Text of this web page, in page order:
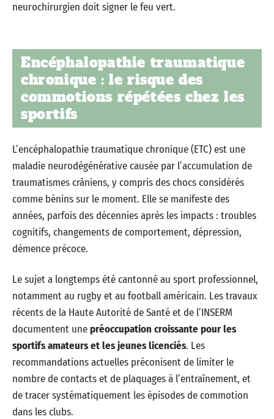
neurochirurgien doit signer le feu vert.
Encéphalopathie traumatique
chronique : le risque des
commotions répétées chez les
sportifs
L’encéphalopathie traumatique chronique (ETC) est une
maladie neurodégénérative causée par l’accumulation de
traumatismes crâniens, y compris des chocs considérés
comme bénins sur le moment. Elle se manifeste des
années, parfois des décennies après les impacts : troubles
cognitifs, changements de comportement, dépression,
démence précoce.
Le sujet a longtemps été cantonné au sport professionnel,
notamment au rugby et au football américain. Les travaux
récents de la Haute Autorité de Santé et de l’INSERM
documentent unepréoccupation croissante pour les
sportifs amateurs et les jeunes licenciés. Les
recommandations actuelles préconisent de limiter le
nombre de contacts et de plaquages à l’entraînement, et
de tracer systématiquement les épisodes de commotion
dans les clubs.